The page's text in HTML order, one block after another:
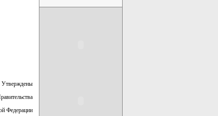
Утверждены
Федерации